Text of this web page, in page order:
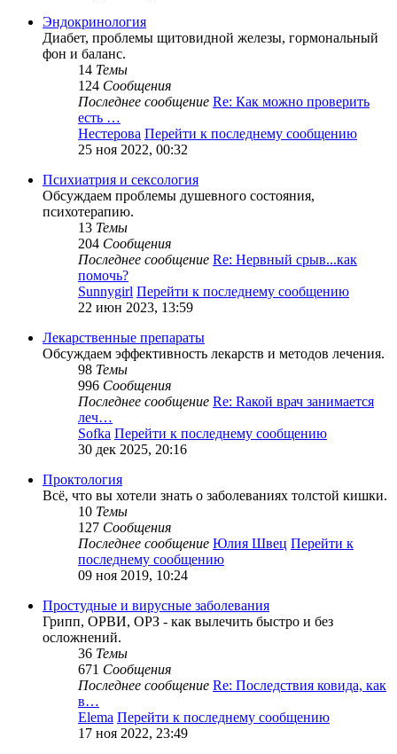
Эндокринология
Диабет, проблемы щитовидной железы, гормональный
фон и баланс.
14 Темы
124 Сообщения
Последнее сообщение Re: Как можно проверить
есть …
Нестерова Перейти к последнему сообщению
25 ноя 2022, 00:32
Психиатрия и сексология
Обсуждаем проблемы душевного состояния,
психотерапию.
13 Темы
204 Сообщения
Последнее сообщение Re: Нервный срыв...как
помочь?
Sunnygirl Перейти к последнему сообщению
22 июн 2023, 13:59
Лекарственные препараты
Обсуждаем эффективность лекарств и методов лечения.
98 Темы
996 Сообщения
Последнее сообщение Re: Rакой врач занимается
леч…
Sofka Перейти к последнему сообщению
30 дек 2025, 20:16
Проктология
Всё, что вы хотели знать о заболеваниях толстой кишки.
10 Темы
127 Сообщения
Последнее сообщение Юлия Швец Перейти к
последнему сообщению
09 ноя 2019, 10:24
Простудные и вирусные заболевания
Грипп, ОРВИ, ОРЗ - как вылечить быстро и без
осложнений.
36 Темы
671 Сообщения
Последнее сообщение Re: Последствия ковида, как
в…
Elema Перейти к последнему сообщению
17 ноя 2022, 23:49